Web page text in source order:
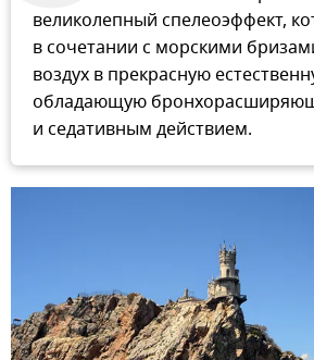
великолепный спелеоэффект,
в сочетании с морскими
воздух в прекрасную
обладающую
и седативным действием.